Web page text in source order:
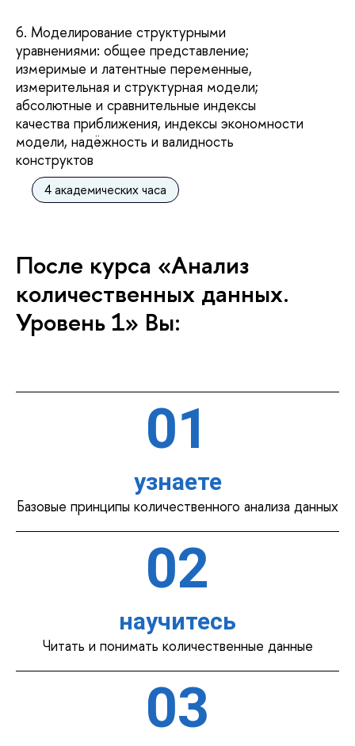
6. Моделирование структурными
уравнениями: общее представление;
измеримые и латентные переменные,
измерительная и структурная модели;
абсолютные и сравнительные индексы
качества приближения, индексы экономности
модели, надёжность и валидность
конструктов
4 академических часа
После курса «Анализ
количественных данных.
Уровень 1» Вы:
01
узнаете
Базовые принципы количественного анализа данных
02
научитесь
Читать и понимать количественные данные
03